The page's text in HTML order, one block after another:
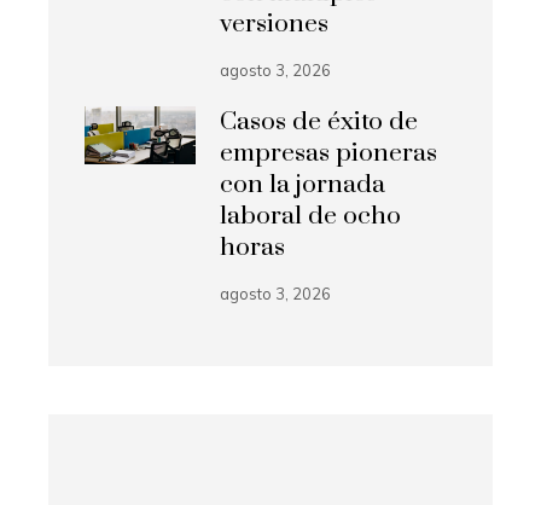
versiones
agosto 3, 2026
Casos de éxito de
empresas pioneras
con la jornada
laboral de ocho
horas
agosto 3, 2026